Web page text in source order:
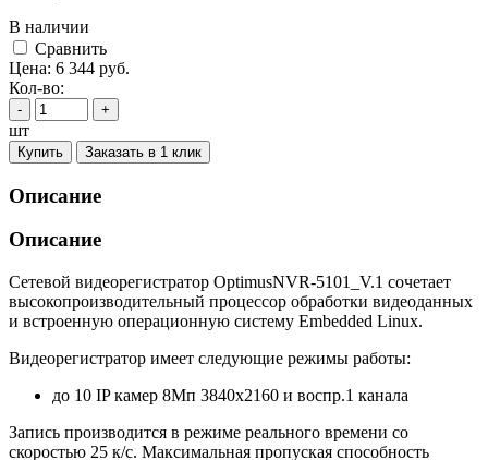
В наличии
Cравнить
Цена: 6 344 руб.
Кол-во:
- +
шт
Купить Заказать в 1 клик
Описание
Описание
Сетевой видеорегистратор OptimusNVR-5101_V.1 сочетает
высокопроизводительный процессор обработки видеоданных
и встроенную операционную систему Embedded Linux.
Видеорегистратор имеет следующие режимы работы:
до 10 IP камер 8Мп 3840х2160 и воспр.1 канала
Запись производится в режиме реального времени со
скоростью 25 к/с. Максимальная пропуская способность